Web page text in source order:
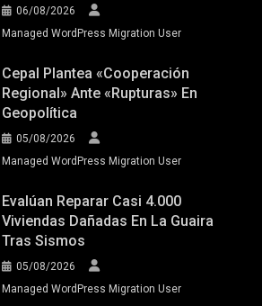
06/08/2026
Managed WordPress Migration User
Cepal Plantea «cooperación
Regional» Ante «rupturas» En
Geopolítica
05/08/2026
Managed WordPress Migration User
Evalúan Reparar Casi 4.000
Viviendas Dañadas En La Guaira
Tras Sismos
05/08/2026
Managed WordPress Migration User